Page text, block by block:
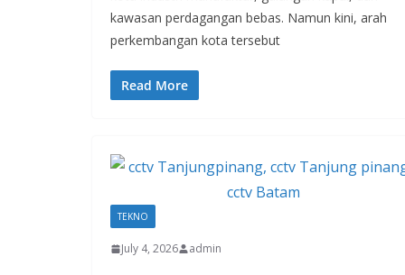
kawasan perdagangan bebas. Namun kini, arah
perkembangan kota tersebut
Read More
TEKNO
July 4, 2026 admin